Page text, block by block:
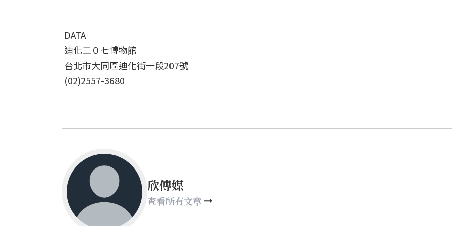
DATA
迪化二０七博物館
台北市大同區迪化街一段207號
(02)2557-3680
欣傳媒
查看所有文章